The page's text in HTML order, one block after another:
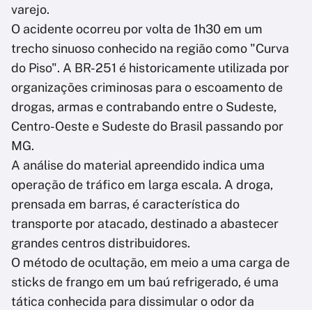
varejo.
O acidente ocorreu por volta de 1h30 em um
trecho sinuoso conhecido na região como "Curva
do Piso". A BR-251 é historicamente utilizada por
organizações criminosas para o escoamento de
drogas, armas e contrabando entre o Sudeste,
Centro-Oeste e Sudeste do Brasil passando por
MG.
A análise do material apreendido indica uma
operação de tráfico em larga escala. A droga,
prensada em barras, é característica do
transporte por atacado, destinado a abastecer
grandes centros distribuidores.
O método de ocultação, em meio a uma carga de
sticks de frango em um baú refrigerado, é uma
tática conhecida para dissimular o odor da